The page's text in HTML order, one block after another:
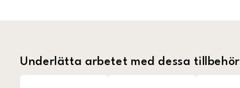
Underlätta arbetet med dessa tillbehör